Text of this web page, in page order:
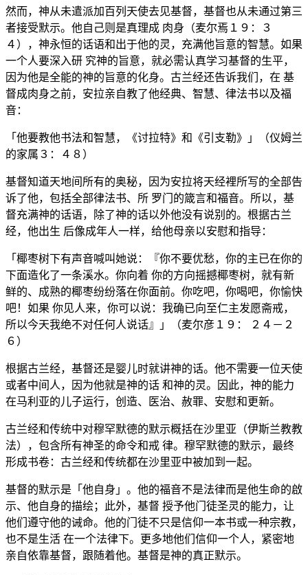
然而，神从未遣派加百列天使去见基督，基督也从未通过第三
者接受默示。他自己则是真理成 肉身（麦尔焉１９：３
４），神永恒的话语和出于他的灵，充满他旨意的智慧。如果
一个人要深入研 究神的旨意，就必需认真学习基督的生平，
因为他是全能的神的旨意的化身。古兰经还告诉我们，在 基
督成肉身之前，安拉亲自教了他经典、智慧、律法书以及福
音：
「他要教他书法和智慧，《讨拉特》和《引支勒》」（仪姆兰
的家属３：４８）
基督知道天地间所有的奥秘，因为安拉将天经裡所写的全部告
诉了他，包括全部律法书、所 罗门的箴言和福音。所以，基
督充满神的话语，除了神的话以外他没有说别的。根据古兰
经，他出生 后像成年人一样，给他母亲以安慰和指导：
「椰枣树下有声音喊叫她说：『你不要优愁，你的主已在你的
下面造化了一条溪水。你向着 你的方向摇撼椰枣树，就有新
鲜的、成熟的椰枣纷纷落在你面前。你吃吧，你喝吧，你愉快
吧！如果 你见人来，你可以说：我确已向至仁主发愿斋戒，
所以今天我绝不对任何人说话』」（麦尔彦１９： ２４－２
６）
根据古兰经，基督还是婴儿时就讲神的话。他不需要一位天使
或者中间人，因为他就是神的话 和神的灵。因此，神的能力
在马利亚的儿子运行，创造、医治、赦罪、安慰和更新。
古兰经和传统中对穆罕默德的默示概括在沙里亚（伊斯兰教教
法），包含所有神圣的命令和戒 律。穆罕默德的默示，最终
形成书卷：古兰经和传统都在沙里亚中被加到一起。
基督的默示是「他自身」。他的福音不是法律而是他生命的啟
示、他自身的描绘；此外，基督 授予他门徒圣灵的能力，让
他们遵守他的诫命。他的门徒不只是信仰一本书或一种宗教，
也不是生活 在一个法律下。更多地他们信仰一个人，紧密地
亲自依靠基督，跟随着他。基督是神的真正默示。